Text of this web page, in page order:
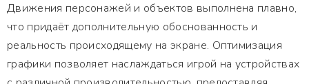
Движения персонажей и объектов выполнена плавно,
что придаёт дополнительную обоснованность и
реальность происходящему на экране. Оптимизация
графики позволяет наслаждаться игрой на устройствах